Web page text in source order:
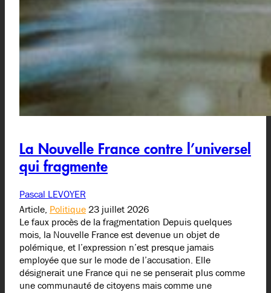
La Nouvelle France contre l’universel
qui fragmente
Pascal LEVOYER
Article, Politique23 juillet 2026
Le faux procès de la fragmentation Depuis quelques
mois, la Nouvelle France est devenue un objet de
polémique, et l’expression n’est presque jamais
employée que sur le mode de l’accusation. Elle
désignerait une France qui ne se penserait plus comme
une communauté de citoyens mais comme une